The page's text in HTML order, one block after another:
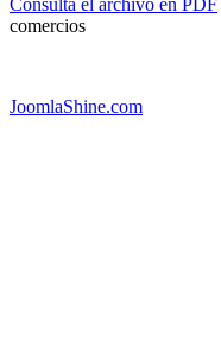
Consulta el archivo en PDF
comercios
JoomlaShine.com